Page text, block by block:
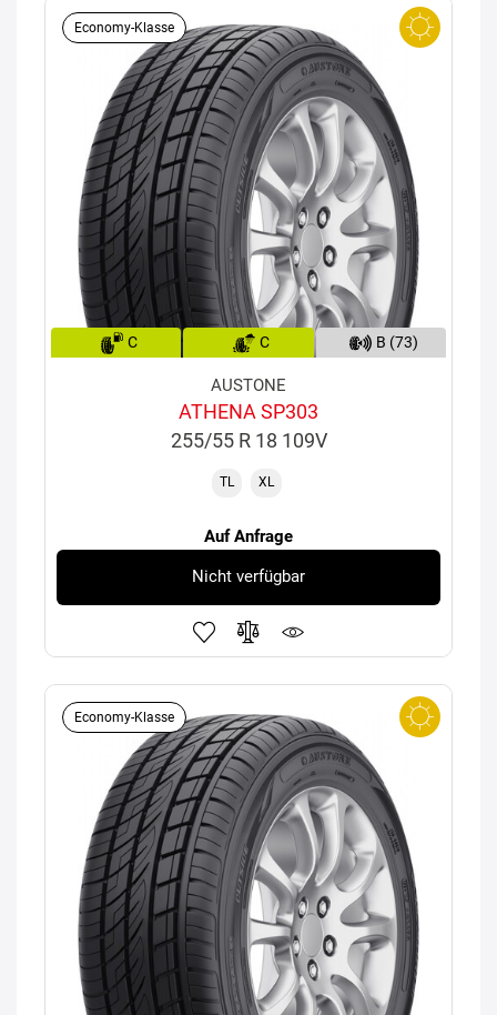
Economy-Klasse
C C B (73)
AUSTONE
ATHENA SP303
255/55 R 18 109V
TL XL
Auf Anfrage
Nicht verfügbar
Economy-Klasse